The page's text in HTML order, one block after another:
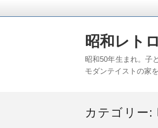
昭和レト
昭和50年生まれ。子
モダンテイストの家
カテゴリー: